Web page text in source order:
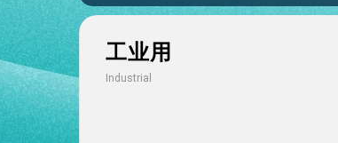
工业用
Industrial